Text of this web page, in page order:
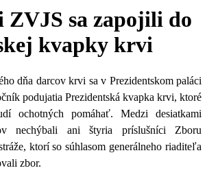
ZVJS sa zapojili do
kvapky krvi
dňa darcov krvi sa v Prezidentskom paláci
podujatia Prezidentská kvapka krvi, ktoré
ochotných pomáhať. Medzi desiatkami
nechýbali ani štyria príslušníci Zboru
, ktorí so súhlasom generálneho riaditeľa
zbor.